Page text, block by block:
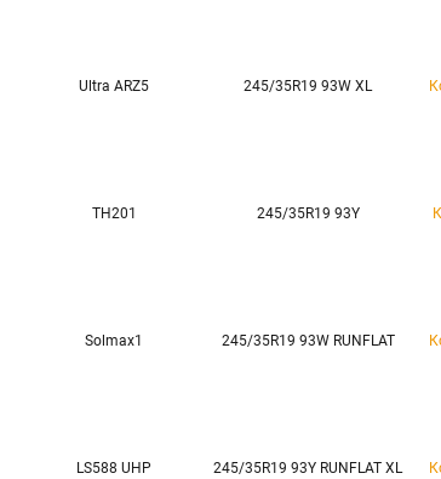
Ultra ARZ5 245/35R19 93W XL
TH201 245/35R19 93Y
Solmax1 245/35R19 93W RUNFLAT
LS588 UHP 245/35R19 93Y RUNFLAT XL